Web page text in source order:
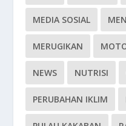
MEDIA SOSIAL
MERUGIKAN
NEWS NUTRISI
PERUBAHAN IKLIM